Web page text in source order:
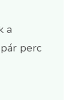
a
perc